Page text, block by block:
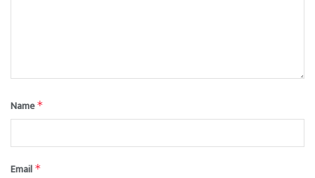
Name*
Email *